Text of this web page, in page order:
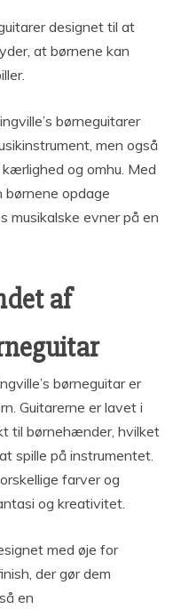
designet til at
at børnene kan
børneguitarer
men også
og omhu. Med
børnene opdage
musikalske evner på en
af
børneguitar er
Guitarerne er lavet i
til børnehænder, hvilket
spille på instrumentet.
farver og
og kreativitet.
med øje for
der gør dem
en